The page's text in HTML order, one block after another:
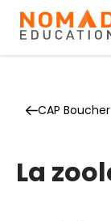
CAP Boucher
La